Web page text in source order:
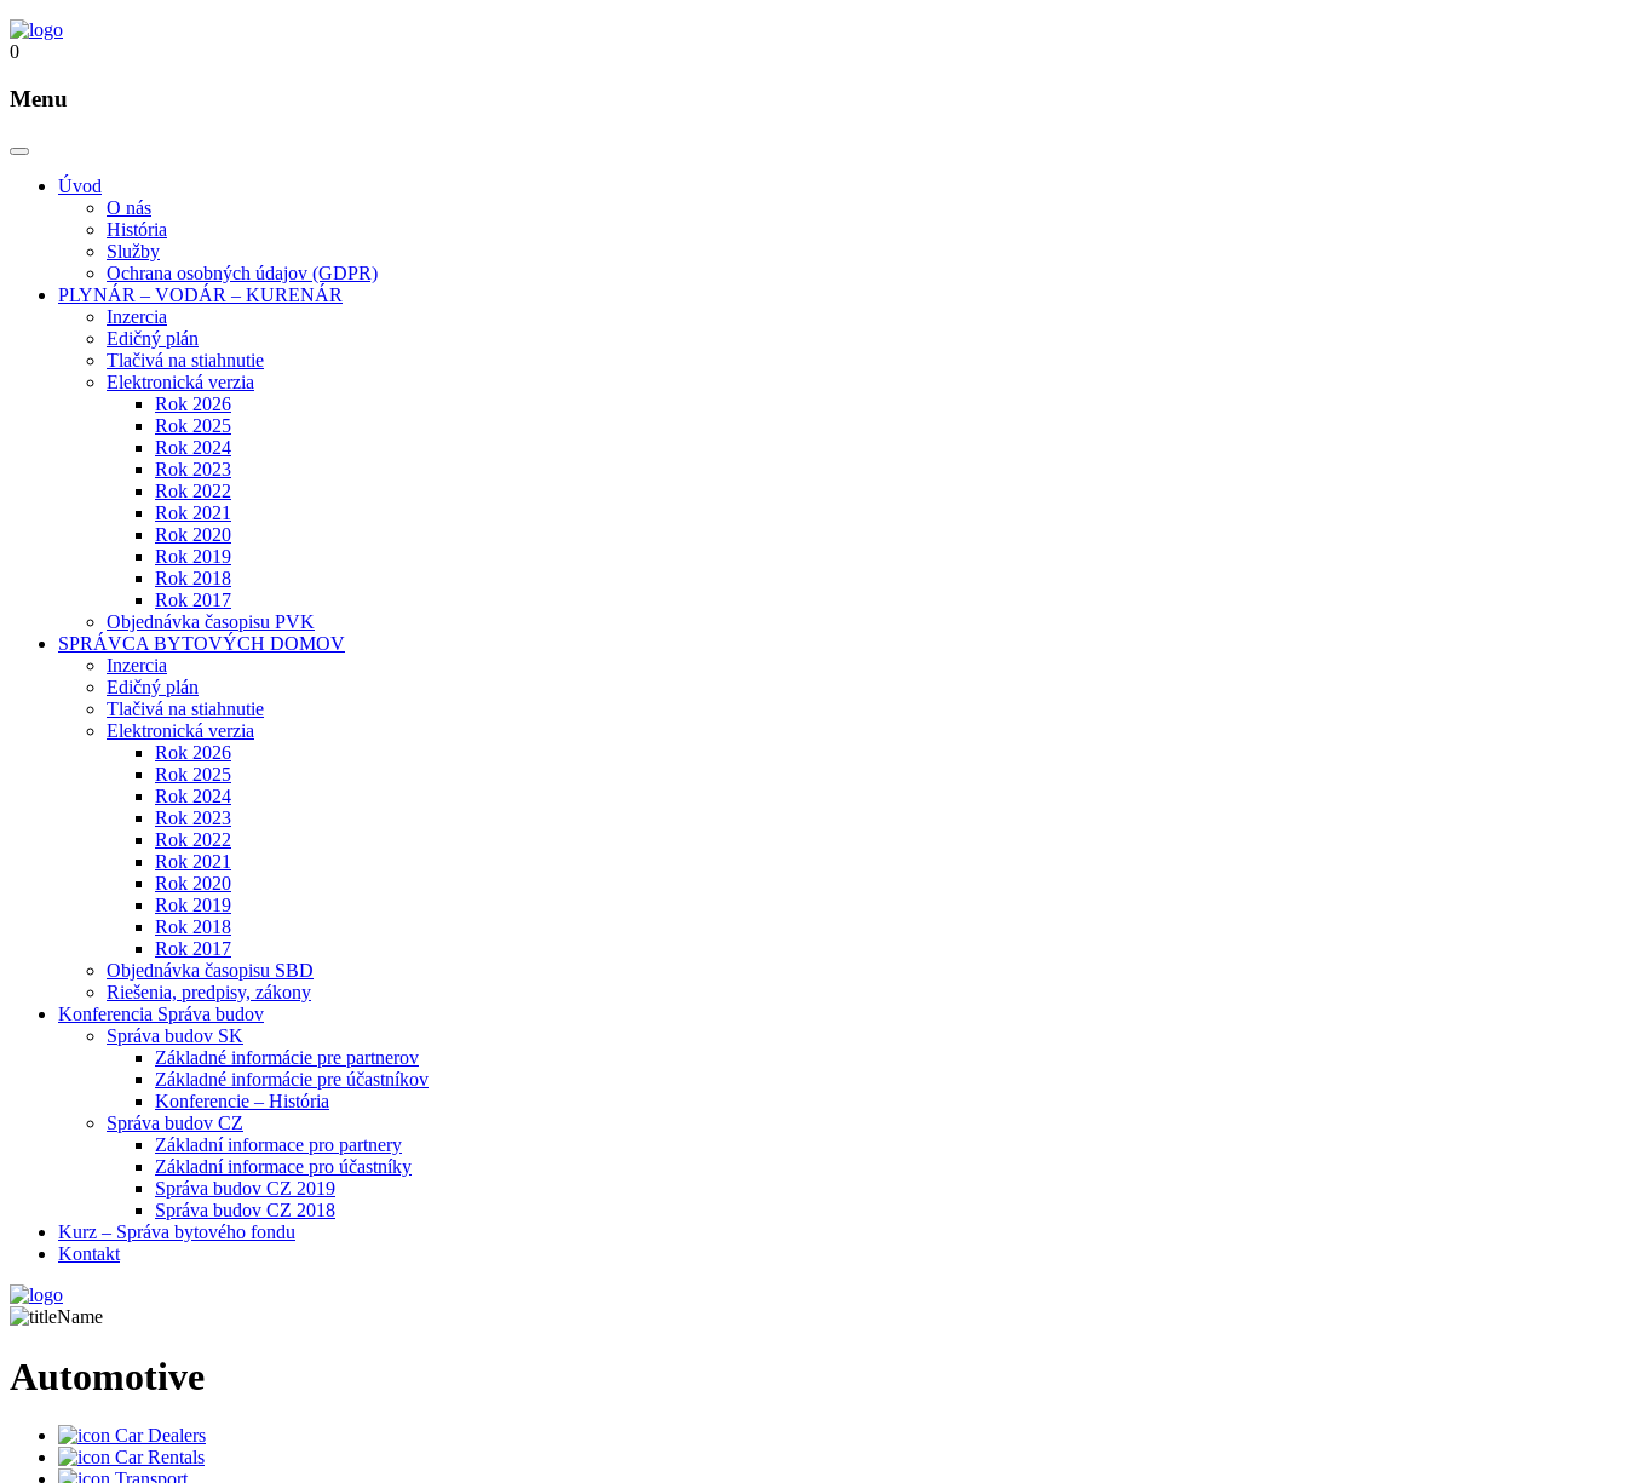
0
Menu
Úvod
O nás
História
Služby
Ochrana osobných údajov (GDPR)
PLYNÁR – VODÁR – KURENÁR
Inzercia
Edičný plán
Tlačivá na stiahnutie
Elektronická verzia
Rok 2026
Rok 2025
Rok 2024
Rok 2023
Rok 2022
Rok 2021
Rok 2020
Rok 2019
Rok 2018
Rok 2017
Objednávka časopisu PVK
SPRÁVCA BYTOVÝCH DOMOV
Inzercia
Edičný plán
Tlačivá na stiahnutie
Elektronická verzia
Rok 2026
Rok 2025
Rok 2024
Rok 2023
Rok 2022
Rok 2021
Rok 2020
Rok 2019
Rok 2018
Rok 2017
Objednávka časopisu SBD
Riešenia, predpisy, zákony
Konferencia Správa budov
Správa budov SK
Základné informácie pre partnerov
Základné informácie pre účastníkov
Konferencie – História
Správa budov CZ
Základní informace pro partnery
Základní informace pro účastníky
Správa budov CZ 2019
Správa budov CZ 2018
Kurz – Správa bytového fondu
Kontakt
Automotive
Car Dealers
Car Rentals